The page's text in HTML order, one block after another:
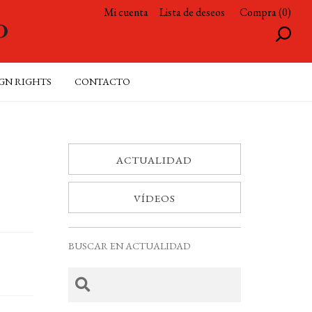
Mi cuenta Lista de deseos Compra (0)
RIGHTS CONTACTO
ACTUALIDAD
VÍDEOS
BUSCAR EN ACTUALIDAD